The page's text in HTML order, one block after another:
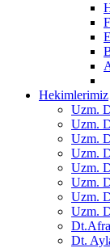
Hekimlerimiz
Uzm.
Uzm.
Uzm.
Uzm.
Uzm.
Uzm.
Uzm.
Uzm.
Dt.